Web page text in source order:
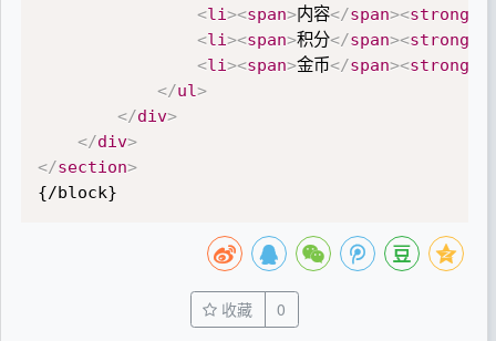
<li><span>内容</span><strong
<li><span>积分</span><strong
<li><span>金币</span><strong
</ul>
</div>
</div>
</section>
{/block}
收藏 0